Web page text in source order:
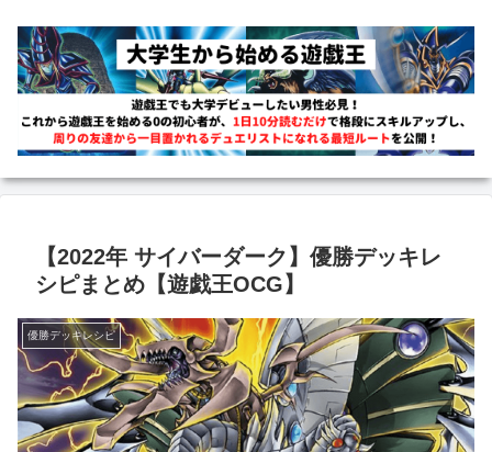
【2022年 サイバーダーク】優勝デッキレ
シピまとめ【遊戯王OCG】
優勝デッキレシピ